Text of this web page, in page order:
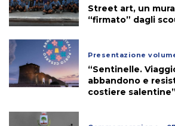
Street art, un
“firmato” dagli
Presentazione
“Sentinelle.
abbandono e
costiere salentine”